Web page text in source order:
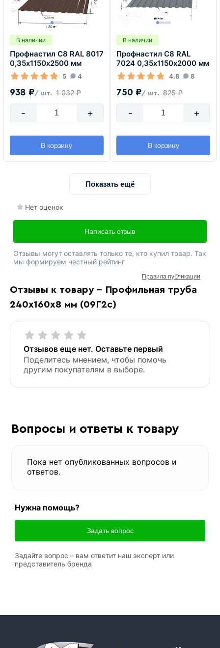
В наличии
Профнастил С8 RAL 8017
0,35х1150х2500 мм
5 4
938 ₽/ шт. 1 032 ₽
- +
В корзину
В наличии
Профнастил С8 RAL
7024 0,35х1150х2000 мм
4.8 8
750 ₽/ шт. 825 ₽
- +
В корзину
Показать ещё
Отзывы к товару - Профильная труба
240х160х8 мм (09Г2с)
Отзывов еще нет. Оставьте первый
Поделитесь мнением, чтобы помочь
другим покупателям в выборе.
Нет оценок
Написать отзыв
Отзывы могут оставлять только те, кто купил товар. Так
мы формируем честный рейтинг
Правила публикации
Вопросы и ответы к товару
Пока нет опубликованных вопросов и
ответов.
Нужна помощь?
Задать вопрос
Задайте вопрос – вам ответит наш эксперт или
представитель бренда